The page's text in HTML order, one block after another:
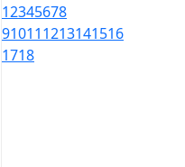
12345678
910111213141516
1718